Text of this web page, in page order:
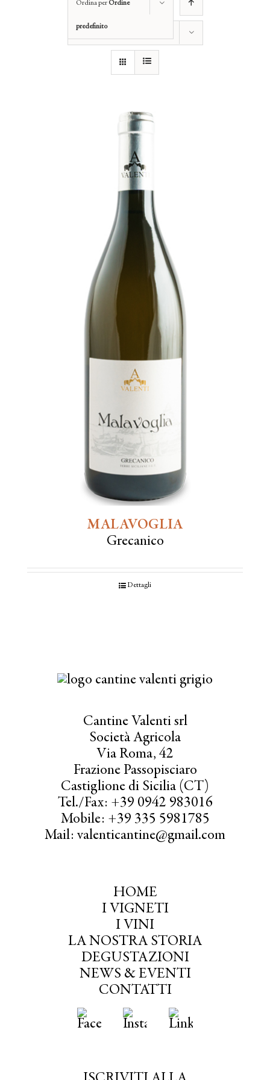
Ordina per Ordine
predefinito
Mostra
MALAVOGLIA
Grecanico
Dettagli
Cantine Valenti srl
Società Agricola
Via Roma, 42
Frazione Passopisciaro
Castiglione di Sicilia (CT)
Tel./Fax: +39 0942 983016
Mobile: +39 335 5981785
Mail: valenticantine@gmail.com
HOME
I VIGNETI
I VINI
LA NOSTRA STORIA
DEGUSTAZIONI
NEWS & EVENTI
CONTATTI